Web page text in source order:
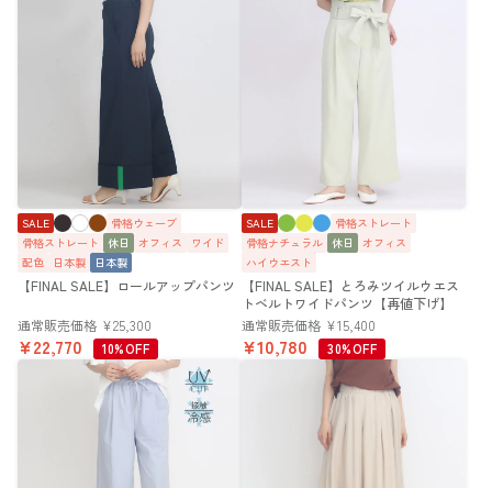
【FINAL SALE】ロールアップパンツ
SALE
骨格ウェーブ
骨格ストレート
休日 オフィス
ワイド
配色
日本製 日本製
通常販売価格 ¥25,300
¥22,770 10%OFF
【FINAL SALE】とろみツイルウエス
トベルトワイドパンツ【再値下げ】
SALE
骨格ストレート
骨格ナチュラル 休日
オフィス
ハイウエスト
通常販売価格 ¥15,400
¥10,780 30%OFF